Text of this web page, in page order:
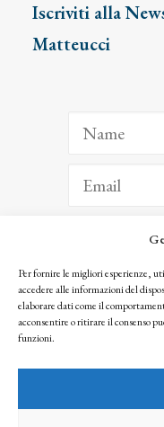
Per fornire le migliori esperienze,
accedere alle informazioni del
elaborare dati come il
acconsentire o ritirare il consenso
funzioni.
Iscriviti alla
Matteucci
Facendo clic per iscriverti,
seguendo la nostra Privacy Policy
© 2025 Istituto Matteucci. All right
l’autorizzazione scritta dei